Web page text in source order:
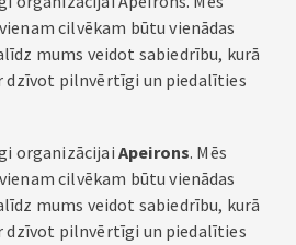
cilvēkam būtu vienādas
mums veidot sabiedrību, kurā
dzīvot pilnvērtīgi un piedalīties
organizācijai Apeirons. Mēs
cilvēkam būtu vienādas
mums veidot sabiedrību, kurā
dzīvot pilnvērtīgi un piedalīties